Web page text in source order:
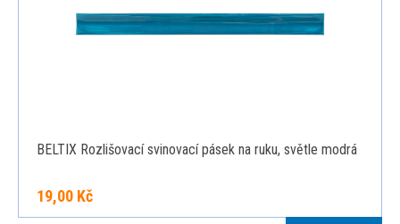
BELTIX Rozlišovací svinovací pásek na ruku, světle modrá
19,00 Kč